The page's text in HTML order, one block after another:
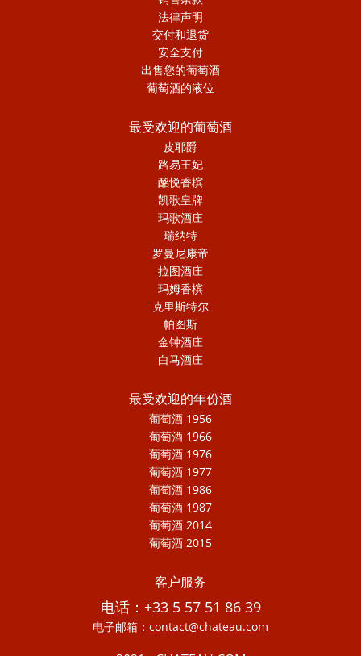
法律声明
交付和退货
安全支付
出售您的葡萄酒
葡萄酒的液位
最受欢迎的葡萄酒
皮耶爵
路易王妃
酩悦香槟
凯歌皇牌
玛歌酒庄
瑞纳特
罗曼尼康帝
拉图酒庄
玛姆香槟
克里斯特尔
帕图斯
金钟酒庄
白马酒庄
最受欢迎的年份酒
葡萄酒 1956
葡萄酒 1966
葡萄酒 1976
葡萄酒 1977
葡萄酒 1986
葡萄酒 1987
葡萄酒 2014
葡萄酒 2015
客户服务
电话：+33 5 57 51 86 39
电子邮箱：contact@chateau.com